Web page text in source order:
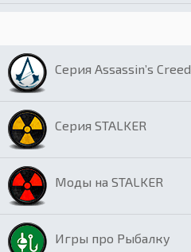
Серия Assassin’s Creed
Серия STALKER
Моды на STALKER
Игры про Рыбалку